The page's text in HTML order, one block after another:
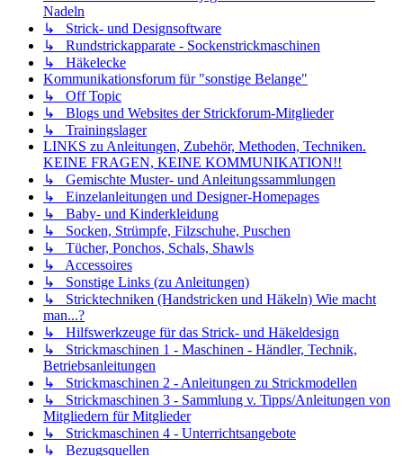
Nadeln
↳ Strick- und Designsoftware
↳ Rundstrickapparate - Sockenstrickmaschinen
↳ Häkelecke
Kommunikationsforum für "sonstige Belange"
↳ Off Topic
↳ Blogs und Websites der Strickforum-Mitglieder
↳ Trainingslager
LINKS zu Anleitungen, Zubehör, Methoden, Techniken.
KEINE FRAGEN, KEINE KOMMUNIKATION!!
↳ Gemischte Muster- und Anleitungssammlungen
↳ Einzelanleitungen und Designer-Homepages
↳ Baby- und Kinderkleidung
↳ Socken, Strümpfe, Filzschuhe, Puschen
↳ Tücher, Ponchos, Schals, Shawls
↳ Accessoires
↳ Sonstige Links (zu Anleitungen)
↳ Stricktechniken (Handstricken und Häkeln) Wie macht
man...?
↳ Hilfswerkzeuge für das Strick- und Häkeldesign
↳ Strickmaschinen 1 - Maschinen - Händler, Technik,
Betriebsanleitungen
↳ Strickmaschinen 2 - Anleitungen zu Strickmodellen
↳ Strickmaschinen 3 - Sammlung v. Tipps/Anleitungen von
Mitgliedern für Mitglieder
↳ Strickmaschinen 4 - Unterrichtsangebote
↳ Bezugsquellen